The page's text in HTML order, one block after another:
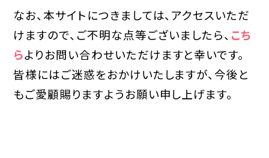
なお、本サイトにつきましては、アクセスいただ
けますので、ご不明な点等ございましたら、 こち
らよりお問い合わせいただけますと幸いです。
皆様にはご迷惑をおかけいたしますが、今後と
もご愛顧賜りますようお願い申し上げます。